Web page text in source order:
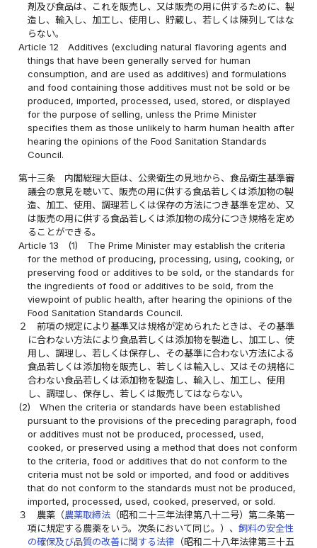
剤及び食品は、これを販売し、又は販売の用に供するために、製
造し、輸入し、加工し、使用し、貯蔵し、若しくは陳列してはな
らない。
Article 12
Additives (excluding natural flavoring agents and
things that have been generally served for human
consumption, and are used as additives) and formulations
and food containing those additives must not be sold or be
produced, imported, processed, used, stored, or displayed
for the purpose of selling, unless the Prime Minister
specifies them as those unlikely to harm human health after
hearing the opinions of the Food Sanitation Standards
Council.
第十三条
内閣総理大臣は、公衆衛生の見地から、食品衛生基準審
議会の意見を聴いて、販売の用に供する食品若しくは添加物の製
造、加工、使用、調理若しくは保存の方法につき基準を定め、又
は販売の用に供する食品若しくは添加物の成分につき規格を定め
ることができる。
Article 13
(1)
The Prime Minister may establish the criteria
for the method of producing, processing, using, cooking, or
preserving food or additives to be sold, or the standards for
the ingredients of food or additives to be sold, from the
viewpoint of public health, after hearing the opinions of the
Food Sanitation Standards Council.
２
前項の規定により基準又は規格が定められたときは、その基準
に合わない方法により食品若しくは添加物を製造し、加工し、使
用し、調理し、若しくは保存し、その基準に合わない方法による
食品若しくは添加物を販売し、若しくは輸入し、又はその規格に
合わない食品若しくは添加物を製造し、輸入し、加工し、使用
し、調理し、保存し、若しくは販売してはならない。
(2)
When the criteria or standards have been established
pursuant to the provisions of the preceding paragraph, food
or additives must not be produced, processed, used,
cooked, or preserved using a method that does not conform
to the criteria, food or additives that do not conform to the
criteria must not be sold or imported, and food or additives
that do not conform to the standards must not be produced,
imported, processed, used, cooked, preserved, or sold.
３
農薬（農薬取締法 （昭和二十三年法律第八十二号）第二条第一
項に規定する農薬をいう。次条において同じ。）、飼料の安全性
の確保及び品質の改善に関する法律 （昭和二十八年法律第三十五